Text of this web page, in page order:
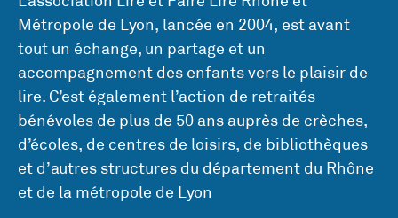
Métropole de Lyon, lancée en 2004, est avant
tout un échange, un partage et un
accompagnement des enfants vers le plaisir de
lire. C’est également l’action de retraités
bénévoles de plus de 50 ans auprès de crèches,
d’écoles, de centres de loisirs, de bibliothèques
et d’autres structures du département du Rhône
et de la métropole de Lyon